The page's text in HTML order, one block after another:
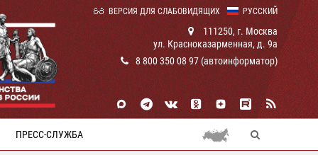
РУССКИЙ
ВЕРСИЯ ДЛЯ СЛАБОВИДЯЩИХ
111250, г. Москва
ул. Красноказарменная, д. 9а
8 800 350 08 97 (автоинформатор)
ПРЕСС-СЛУЖБА